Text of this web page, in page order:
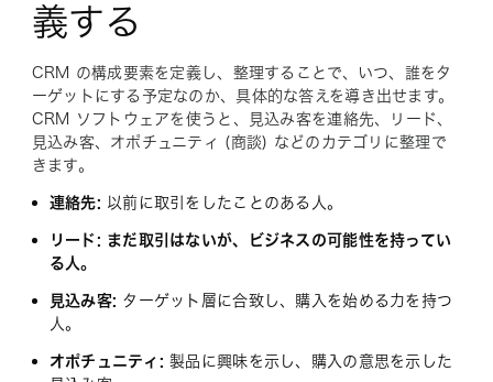
義する
CRM の構成要素を定義し、整理することで、いつ、誰をタ
ーゲットにする予定なのか、具体的な答えを導き出せます。
CRM ソフトウェアを使うと、見込み客を連絡先、リード、
見込み客、オポチュニティ (商談) などのカテゴリに整理で
きます。
連絡先: 以前に取引をしたことのある人。
リード: まだ取引はないが、ビジネスの可能性を持ってい
る人。
見込み客: ターゲット層に合致し、購入を始める力を持つ
人。
オポチュニティ: 製品に興味を示し、購入の意思を示した